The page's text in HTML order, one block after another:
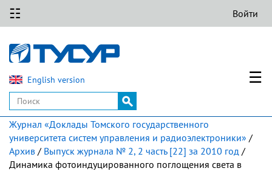
☷ Войти
English version ☰
Журнал «Доклады Томского государственного
университета систем управления и радиоэлектроники» /
Архив / Выпуск журнала № 2, 2 часть [22] за 2010 год /
Динамика фотоиндуцированного поглощения света в